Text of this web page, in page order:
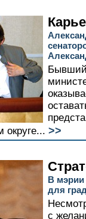
округе... >>
В мэрии
для
с